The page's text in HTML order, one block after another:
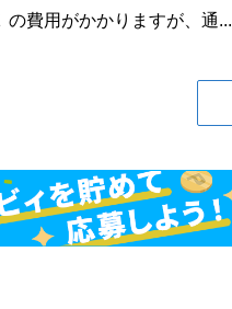
の費用がかかりますが、通...